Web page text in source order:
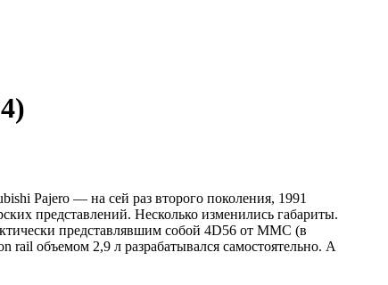
Pajero — на сей раз второго поколения, 1991
представлений. Несколько изменились габариты.
представлявшим собой 4D56 от MMC (в
объемом 2,9 л разрабатывался самостоятельно. А